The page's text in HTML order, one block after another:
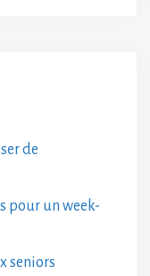
de
pour un week-
seniors